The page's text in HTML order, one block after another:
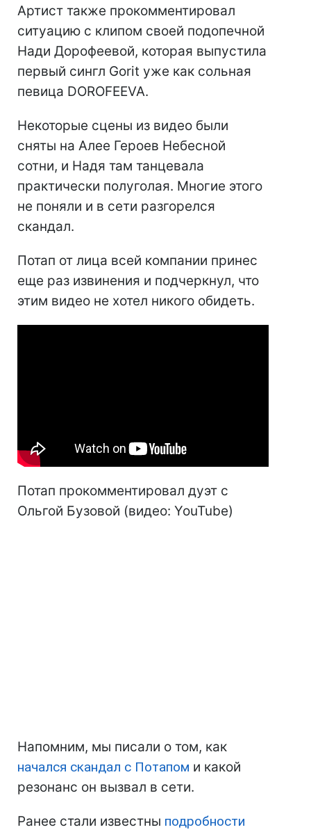
Артист также прокомментировал
ситуацию с клипом своей подопечной
Нади Дорофеевой, которая выпустила
первый сингл Gorit уже как сольная
певица DOROFEEVA.
Некоторые сцены из видео были
сняты на Алее Героев Небесной
сотни, и Надя там танцевала
практически полуголая. Многие этого
не поняли и в сети разгорелся
скандал.
Потап от лица всей компании принес
еще раз извинения и подчеркнул, что
этим видео не хотел никого обидеть.
Потап прокомментировал дуэт с
Ольгой Бузовой (видео: YouTube)
Напомним, мы писали о том, как
начался скандал с Потапом и какой
резонанс он вызвал в сети.
Ранее стали известны подробности